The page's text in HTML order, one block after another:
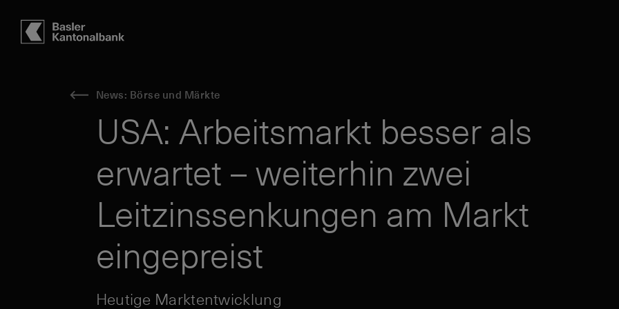
News: Börse und Märkte
USA: Arbeitsmarkt besser als
erwartet – weiterhin zwei
Leitzinssenkungen am Markt
eingepreist
Heutige Marktentwicklung